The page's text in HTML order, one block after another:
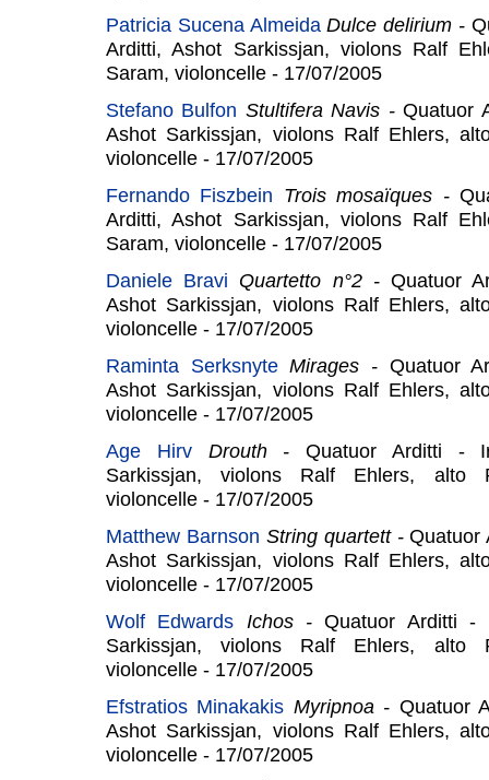
Patricia Sucena Almeida Dulce delirium -
Arditti, Ashot Sarkissjan, violons Ralf
Saram, violoncelle - 17/07/2005
Stefano Bulfon Stultifera Navis -Quatuor
Ashot Sarkissjan, violons Ralf Ehlers,
violoncelle - 17/07/2005
Fernando Fiszbein Trois mosaïques -
Arditti, Ashot Sarkissjan, violons Ralf
Saram, violoncelle - 17/07/2005
Daniele Bravi Quartetto n°2 -Quatuor
Ashot Sarkissjan, violons Ralf Ehlers,
violoncelle - 17/07/2005
Raminta Serksnyte Mirages - Quatuor
Ashot Sarkissjan, violons Ralf Ehlers,
violoncelle - 17/07/2005
Age Hirv
Drouth -Quatuor Arditti -
Sarkissjan, violons Ralf Ehlers, alto
violoncelle - 17/07/2005
Matthew Barnson String quartett -Quatuor
Ashot Sarkissjan, violons Ralf Ehlers,
violoncelle - 17/07/2005
Wolf Edwards
Ichos -Quatuor Arditti -
Sarkissjan, violons Ralf Ehlers, alto
violoncelle - 17/07/2005
Efstratios Minakakis Myripnoa - Quatuor
Ashot Sarkissjan, violons Ralf Ehlers,
violoncelle - 17/07/2005